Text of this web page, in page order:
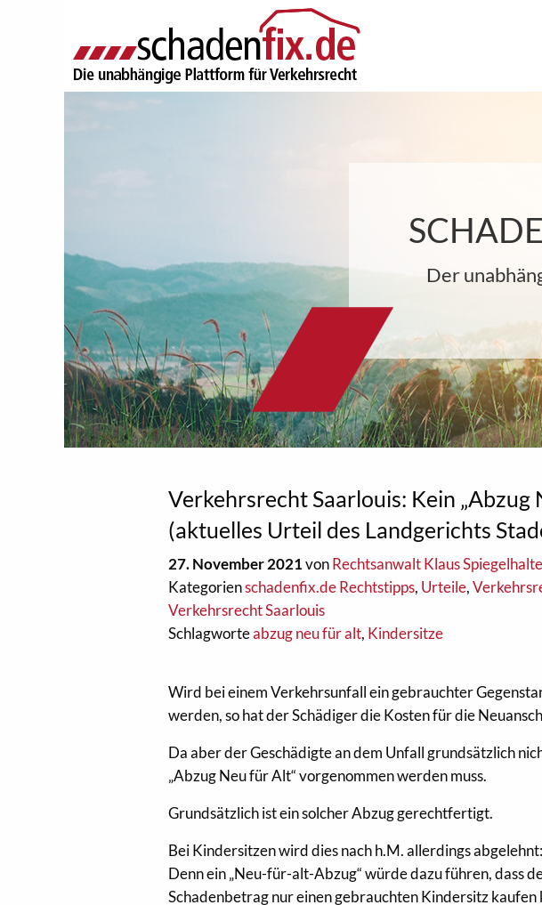
Der
Verkehrsrecht Saarlouis: Kein
(aktuelles Urteil des Landgerichts
27. November 2021vonRechtsanwalt Klaus
Kategorienschadenfix.de Rechtstipps, Urteile,
Verkehrsrecht Saarlouis
Schlagworteabzug neu für alt, Kindersitze
Wird bei einem Verkehrsunfall ein gebrauchter
werden, so hat der Schädiger die Kosten für die
Da aber der Geschädigte an dem Unfall grundsätzlich
„Abzug Neu für Alt“ vorgenommen werden muss.
Grundsätzlich ist ein solcher Abzug gerechtfertigt.
Bei Kindersitzen wird dies nach h.M. allerdings abgelehnt:
Denn ein „Neu-für-alt-Abzug“ würde dazu führen, dass
Schadenbetrag nur einen gebrauchten Kindersitz kaufen